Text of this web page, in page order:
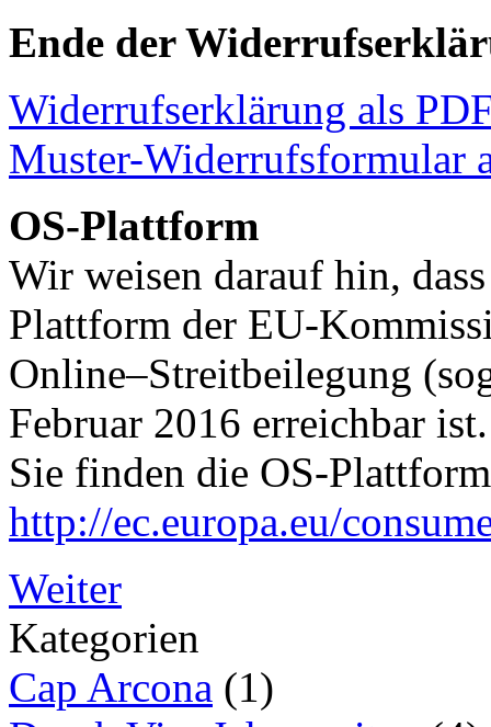
Ende der
Widerrufserklärung als
Muster-Widerrufsformular
OS-Plattform
Wir weisen darauf hin,
Plattform der EU-
Online–Streitbeilegung
Februar 2016 erreichbar ist.
Sie finden die OS-
http://ec.europa.eu/
Weiter
Kategorien
Cap Arcona (1)